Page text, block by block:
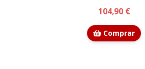
104,90 €
Comprar